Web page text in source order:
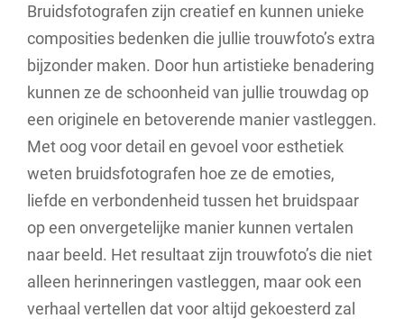
Bruidsfotografen zijn creatief en kunnen unieke
composities bedenken die jullie trouwfoto’s extra
bijzonder maken. Door hun artistieke benadering
kunnen ze de schoonheid van jullie trouwdag op
een originele en betoverende manier vastleggen.
Met oog voor detail en gevoel voor esthetiek
weten bruidsfotografen hoe ze de emoties,
liefde en verbondenheid tussen het bruidspaar
op een onvergetelijke manier kunnen vertalen
naar beeld. Het resultaat zijn trouwfoto’s die niet
alleen herinneringen vastleggen, maar ook een
verhaal vertellen dat voor altijd gekoesterd zal